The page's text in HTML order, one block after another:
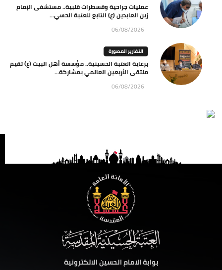
عمليات جراحية وقسطرات قلبية.. مستشفى الإمام
زين العابدين (ع) التابع للعتبة الحسي...
06/08/2026
التقارير المصورة
برعاية العتبة الحسينية.. مؤسسة أهل البيت (ع) تقيم
ملتقى الأربعين العالمي بمشاركة...
06/08/2026
بوابة الامام الحسين الالكترونية